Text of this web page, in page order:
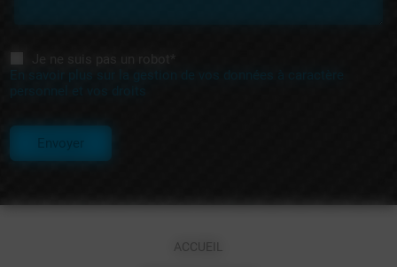
Je ne suis pas un robot*
Envoyer
ACCUEIL